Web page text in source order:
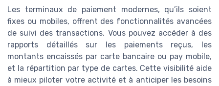
Les terminaux de paiement modernes, qu’ils soient
fixes ou mobiles, offrent des fonctionnalités avancées
de suivi des transactions. Vous pouvez accéder à des
rapports détaillés sur les paiements reçus, les
montants encaissés par carte bancaire ou pay mobile,
et la répartition par type de cartes. Cette visibilité aide
à mieux piloter votre activité et à anticiper les besoins